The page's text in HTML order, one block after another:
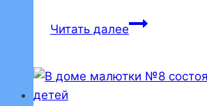
Читать далее
выступили